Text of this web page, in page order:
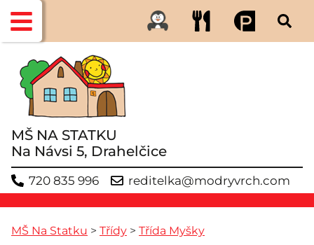
MŠ NA STATKU
Na Návsi 5, Drahelčice
720 835 996 reditelka@modryvrch.com
MŠ Na Statku > Třídy > Třída Myšky